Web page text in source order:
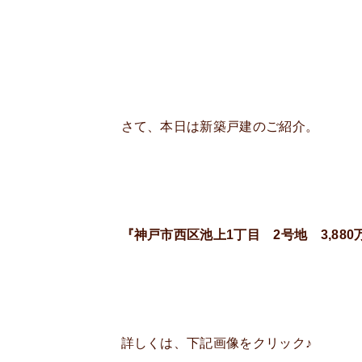
さて、本日は新築戸建のご紹介。
『神戸市西区池上1丁目 2号地 3,880
詳しくは、下記画像をクリック♪